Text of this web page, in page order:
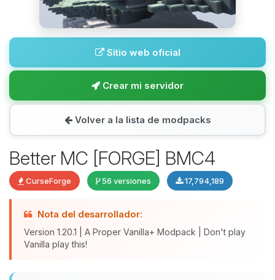
Sitio web oficial
Crear mi servidor
Volver a la lista de modpacks
Better MC [FORGE] BMC4
CurseForge 56 versiones 17,794,189
Nota del desarrollador:
Version 1.20.1 | A Proper Vanilla+ Modpack | Don't play
Vanilla play this!